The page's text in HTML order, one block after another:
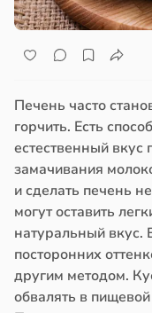
Печень часто
горчить. Есть
естественный вкус
замачивания
и сделать печень
могут оставить
натуральный вкус.
посторонних
другим методом.
обвалять в